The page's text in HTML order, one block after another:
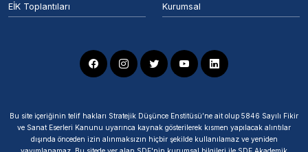
EİK Toplantıları
Kurumsal
Bu site içeriğinin telif hakları Stratejik Düşünce Enstitüsü’ne ait olup 5846 Sayılı Fikir
ve Sanat Eserleri Kanunu uyarınca kaynak gösterilerek kısmen yapılacak alıntılar
dışında önceden izin alınmaksızın hiçbir şekilde kullanılamaz ve yeniden